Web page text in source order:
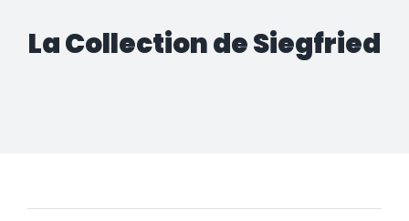
La Collection de Siegfried